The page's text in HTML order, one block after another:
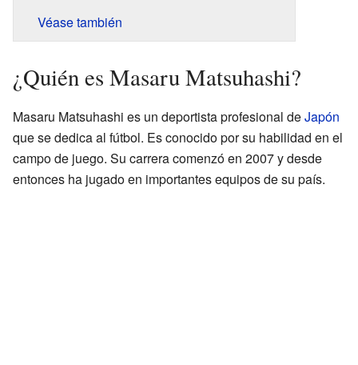
Véase también
¿Quién es Masaru Matsuhashi?
Masaru Matsuhashi es un deportista profesional deJapón
que se dedica al fútbol. Es conocido por su habilidad en el
campo de juego. Su carrera comenzó en 2007 y desde
entonces ha jugado en importantes equipos de su país.